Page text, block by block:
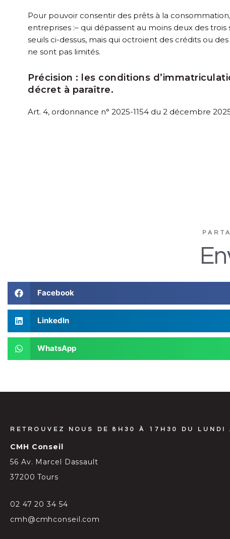
Pour pouvoir consentir des prêts à la
entreprises :– qui dépassent au moins deux des trois
seuils ci-dessus, mais qui octroient des crédits ou
ne sont pas limités.
Précision : les conditions
décret à paraître.
Art. 4, ordonnance n° 2025-1154 du 2 décembre
Facebook
LinkedIn
WhatsApp
RETROUVEZ NOUS DE 8H30 À 17H30 DU LUNDI
CMH Conseil
56 Av. Marcel Dassault
37200 Tours
02 47 20 34 54
cmh@cmhconseil.com